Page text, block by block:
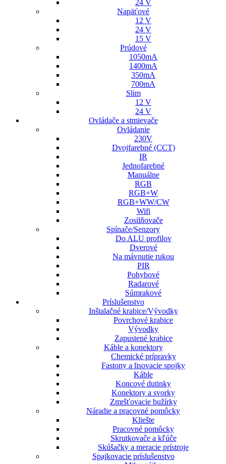
24 V
Napäťové
12 V
24 V
15 V
Prúdové
1050mA
1400mA
350mA
700mA
Slim
12 V
24 V
Ovládače a stmievače
Ovládanie
230V
Dvojfarebné (CCT)
IR
Jednofarebné
Manuálne
RGB
RGB+W
RGB+WW/CW
Wifi
Zosilňovače
Spínače/Senzory
Do ALU profilov
Dverové
Na mávnutie rukou
PIR
Pohybové
Radarové
Súmrakové
Príslušenstvo
Inštalačné krabice/Vývodky
Povrchové krabice
Vývodky
Zapustené krabice
Káble a konektory
Chemické prípravky
Fastony a lisovacie spojky
Káble
Koncové dutinky
Konektory a svorky
Zmršťovacie bužírky
Náradie a pracovné pomôcky
Kliešte
Pracovné pomôcky
Skrutkovače a kľúče
Skúšačky a meracie prístroje
Spajkovacie príslušenstvo